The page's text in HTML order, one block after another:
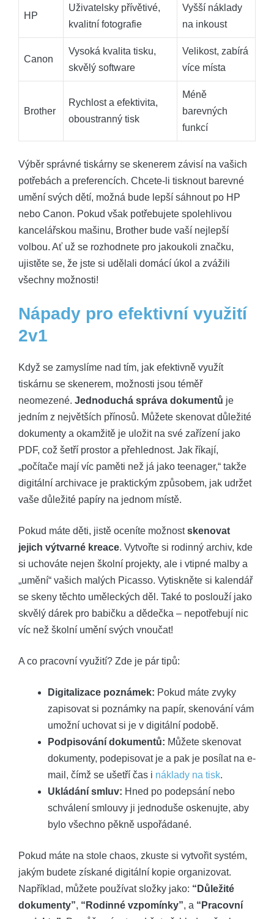
HP
Uživatelsky přívětivé,
kvalitní fotografie
Vyšší náklady
na inkoust
Canon
Vysoká kvalita tisku,
skvělý software
Velikost, zabírá
více místa
Brother
Rychlost a efektivita,
oboustranný tisk
Méně
barevných
funkcí
Výběr správné tiskárny se skenerem závisí na vašich
potřebách a preferencích. Chcete-li tisknout barevné
umění svých dětí, možná bude lepší sáhnout po HP
nebo Canon. Pokud však potřebujete spolehlivou
kancelářskou mašinu, Brother bude vaší nejlepší
volbou. Ať už se rozhodnete pro jakoukoli značku,
ujistěte se, že jste si udělali domácí úkol a zvážili
všechny možnosti!
Nápady pro efektivní využití
2v1
Když se zamyslíme nad tím, jak efektivně využít
tiskárnu se skenerem, možnosti jsou téměř
neomezené. Jednoduchá správa dokumentů je
jedním z největších přínosů. Můžete skenovat důležité
dokumenty a okamžitě je uložit na své zařízení jako
PDF, což šetří prostor a přehlednost. Jak říkají,
„počítače mají víc paměti než já jako teenager,“ takže
digitální archivace je praktickým způsobem, jak udržet
vaše důležité papíry na jednom místě.
Pokud máte děti, jistě oceníte možnostskenovat
jejich výtvarné kreace. Vytvořte si rodinný archiv, kde
si uchováte nejen školní projekty, ale i vtipné malby a
„umění“ vašich malých Picasso. Vytiskněte si kalendář
se skeny těchto uměleckých děl. Také to poslouží jako
skvělý dárek pro babičku a dědečka – nepotřebují nic
víc než školní umění svých vnoučat!
A co pracovní využití? Zde je pár tipů:
Digitalizace poznámek: Pokud máte zvyky
zapisovat si poznámky na papír, skenování vám
umožní uchovat si je v digitální podobě.
Podpisování dokumentů: Můžete skenovat
dokumenty, podepisovat je a pak je posílat na e-
mail, čímž se ušetří čas i náklady na tisk.
Ukládání smluv: Hned po podepsání nebo
schválení smlouvy ji jednoduše oskenujte, aby
bylo všechno pěkně uspořádané.
Pokud máte na stole chaos, zkuste si vytvořit systém,
jakým budete získané digitální kopie organizovat.
Například, můžete používat složky jako: “Důležité
dokumenty”, “Rodinné vzpomínky”, a “Pracovní